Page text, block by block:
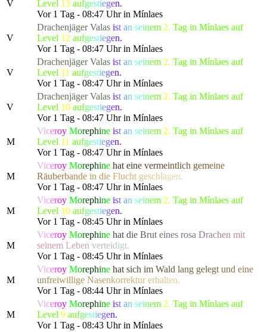
V Level 13 aufgestiegen.
Vor 1 Tag - 08:47 Uhr in Mínlaes
V
Drachenjäger Valas ist an seinem 2. Tag in Mínlaes auf
Level 12 aufgestiegen.
Vor 1 Tag - 08:47 Uhr in Mínlaes
V
Drachenjäger Valas ist an seinem 2. Tag in Mínlaes auf
Level 11 aufgestiegen.
Vor 1 Tag - 08:47 Uhr in Mínlaes
V
Drachenjäger Valas ist an seinem 2. Tag in Mínlaes auf
Level 10 aufgestiegen.
Vor 1 Tag - 08:47 Uhr in Mínlaes
M
Viceroy Morephine ist an seinem 2. Tag in Mínlaes auf
Level 11 aufgestiegen.
Vor 1 Tag - 08:47 Uhr in Mínlaes
M
Viceroy Morephine hat eine vermeintlich gemeine
Räuberbande in die Flucht geschlagen.
Vor 1 Tag - 08:47 Uhr in Mínlaes
M
Viceroy Morephine ist an seinem 2. Tag in Mínlaes auf
Level 10 aufgestiegen.
Vor 1 Tag - 08:45 Uhr in Mínlaes
M
Viceroy Morephine hat die Brut eines rosa Drachen mit
seinem Leben verteidigt.
Vor 1 Tag - 08:45 Uhr in Mínlaes
M
Viceroy Morephine hat sich im Wald lang gelegt und eine
unfreiwillige Nasenkorrektur erhalten.
Vor 1 Tag - 08:44 Uhr in Mínlaes
M
Viceroy Morephine ist an seinem 2. Tag in Mínlaes auf
Level 9 aufgestiegen.
Vor 1 Tag - 08:43 Uhr in Mínlaes